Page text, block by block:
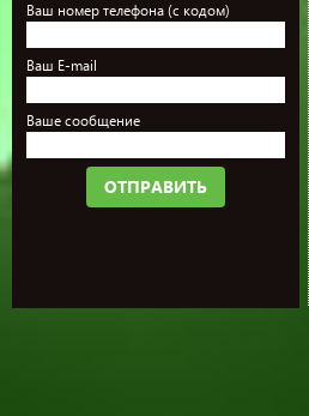
Ваш номер телефона (с кодом)
Ваш E-mail
Ваше сообщение
ОТПРАВИТЬ